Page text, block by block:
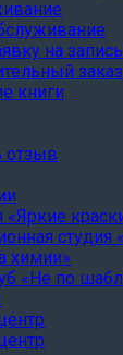
на
заказ
книги
отзыв
«Яркие
студия
химии»
«Не по